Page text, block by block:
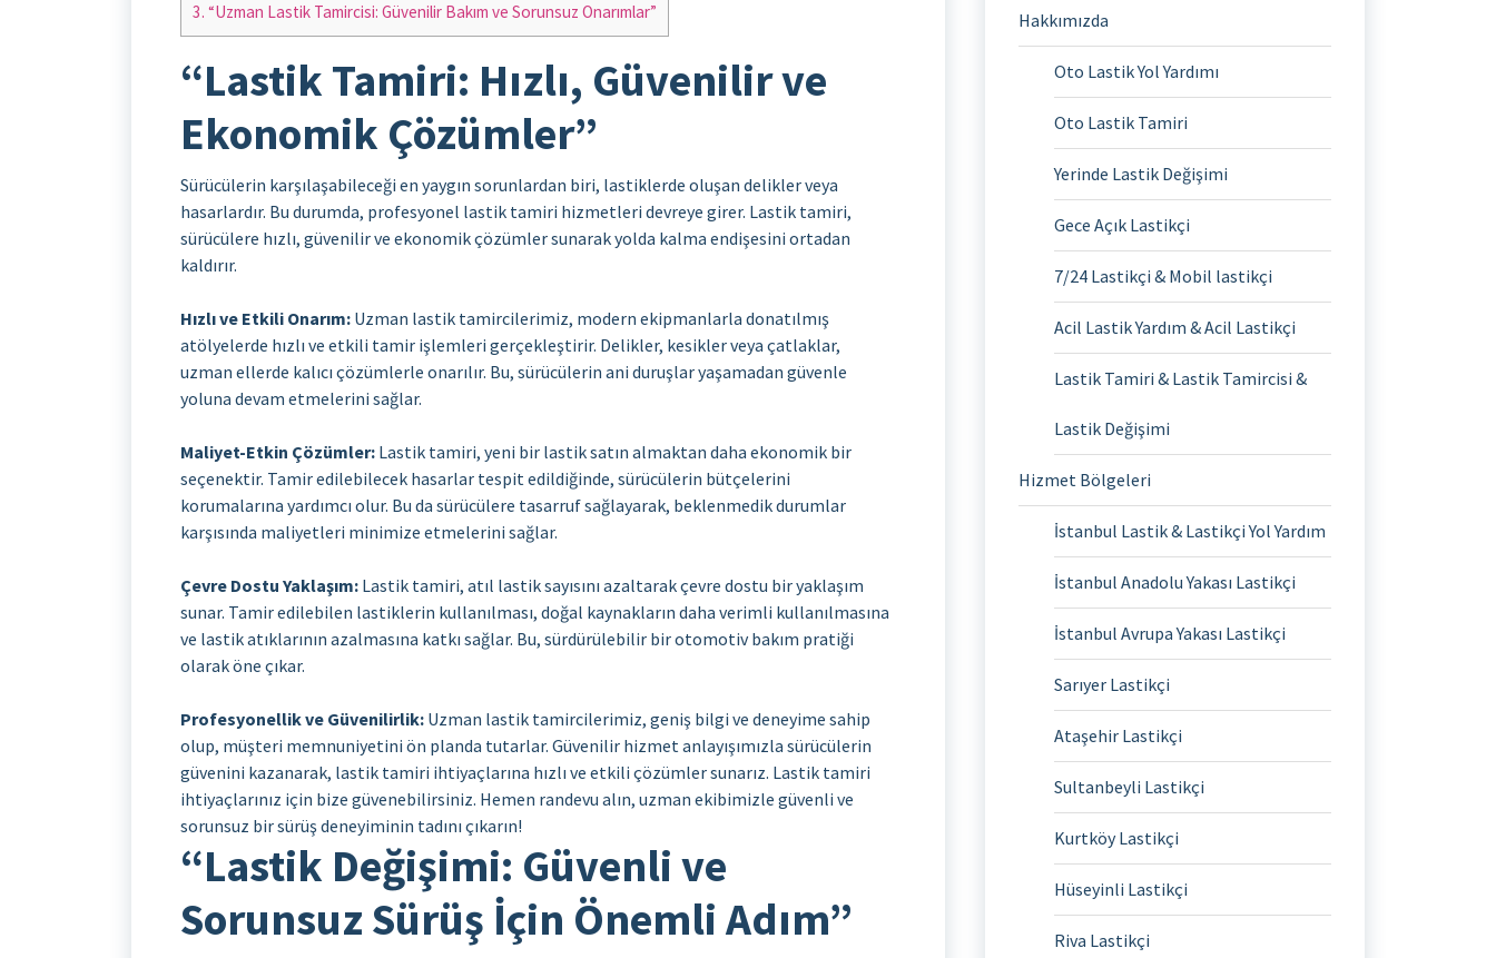
3. “Uzman Lastik Tamircisi: Güvenilir Bakım ve Sorunsuz Onarımlar”
“Lastik Tamiri: Hızlı, Güvenilir ve
Ekonomik Çözümler”
Sürücülerin karşılaşabileceği en yaygın sorunlardan biri, lastiklerde oluşan delikler veya
hasarlardır. Bu durumda, profesyonel lastik tamiri hizmetleri devreye girer. Lastik tamiri,
sürücülere hızlı, güvenilir ve ekonomik çözümler sunarak yolda kalma endişesini ortadan
kaldırır.
Hızlı ve Etkili Onarım: Uzman lastik tamircilerimiz, modern ekipmanlarla donatılmış
atölyelerde hızlı ve etkili tamir işlemleri gerçekleştirir. Delikler, kesikler veya çatlaklar,
uzman ellerde kalıcı çözümlerle onarılır. Bu, sürücülerin ani duruşlar yaşamadan güvenle
yoluna devam etmelerini sağlar.
Maliyet-Etkin Çözümler: Lastik tamiri, yeni bir lastik satın almaktan daha ekonomik bir
seçenektir. Tamir edilebilecek hasarlar tespit edildiğinde, sürücülerin bütçelerini
korumalarına yardımcı olur. Bu da sürücülere tasarruf sağlayarak, beklenmedik durumlar
karşısında maliyetleri minimize etmelerini sağlar.
Çevre Dostu Yaklaşım: Lastik tamiri, atıl lastik sayısını azaltarak çevre dostu bir yaklaşım
sunar. Tamir edilebilen lastiklerin kullanılması, doğal kaynakların daha verimli kullanılmasına
ve lastik atıklarının azalmasına katkı sağlar. Bu, sürdürülebilir bir otomotiv bakım pratiği
olarak öne çıkar.
Profesyonellik ve Güvenilirlik: Uzman lastik tamircilerimiz, geniş bilgi ve deneyime sahip
olup, müşteri memnuniyetini ön planda tutarlar. Güvenilir hizmet anlayışımızla sürücülerin
güvenini kazanarak, lastik tamiri ihtiyaçlarına hızlı ve etkili çözümler sunarız. Lastik tamiri
ihtiyaçlarınız için bize güvenebilirsiniz. Hemen randevu alın, uzman ekibimizle güvenli ve
sorunsuz bir sürüş deneyiminin tadını çıkarın!
“Lastik Değişimi: Güvenli ve
Sorunsuz Sürüş İçin Önemli Adım”
Hakkımızda
Oto Lastik Yol Yardımı
Oto Lastik Tamiri
Yerinde Lastik Değişimi
Gece Açık Lastikçi
7/24 Lastikçi & Mobil lastikçi
Acil Lastik Yardım & Acil Lastikçi
Lastik Tamiri & Lastik Tamircisi &
Lastik Değişimi
Hizmet Bölgeleri
İstanbul Lastik & Lastikçi Yol Yardım
İstanbul Anadolu Yakası Lastikçi
İstanbul Avrupa Yakası Lastikçi
Sarıyer Lastikçi
Ataşehir Lastikçi
Sultanbeyli Lastikçi
Kurtköy Lastikçi
Hüseyinli Lastikçi
Riva Lastikçi